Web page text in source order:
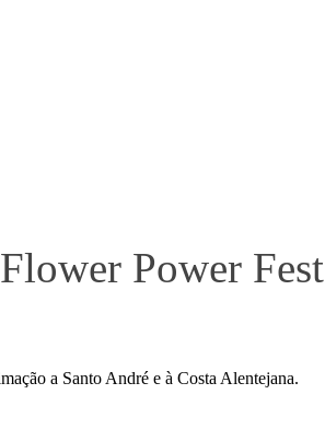
Power Fest
a Santo André e à Costa Alentejana.